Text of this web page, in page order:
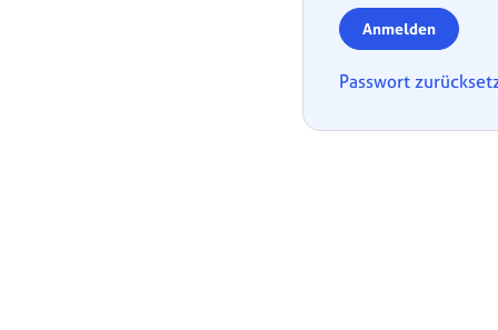
Anmelden
Passwort